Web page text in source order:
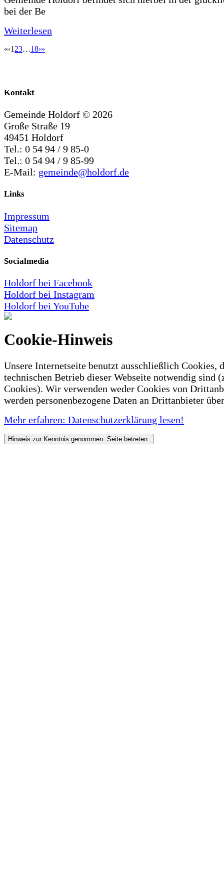
bei der Be
Weiterlesen
«‹1 23…18›»
Kontakt
Gemeinde Holdorf © 2026
Große Straße 19
49451 Holdorf
Tel.: 0 54 94 / 9 85-0
Tel.: 0 54 94 / 9 85-99
E-Mail: gemeinde@holdorf.de
Links
Impressum
Sitemap
Datenschutz
Socialmedia
Holdorf bei Facebook
Holdorf bei Instagram
Holdorf bei YouTube
Cookie-Hinweis
Unsere Internetseite benutzt ausschließlich Cookies,
technischen Betrieb dieser Webseite notwendig sind
Cookies). Wir verwenden weder Cookies von
werden personenbezogene Daten an Drittanbieter
Mehr erfahren: Datenschutzerklärung lesen!
Hinweis zur Kenntnis genommen. Seite betreten.